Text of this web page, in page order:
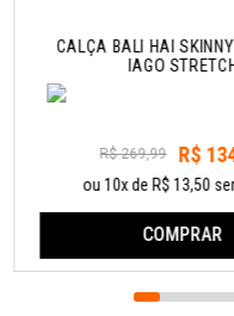
CALÇA BALI HAI
IAGO
R$ 269,99 R$
ou 10x de R$ 13,50
COMPRAR